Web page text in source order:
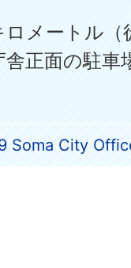
ロメートル
正面の駐車
Soma City